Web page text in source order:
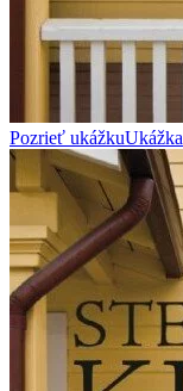
Pozrieť ukážkuUkážka